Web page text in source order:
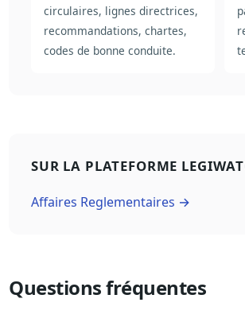
circulaires, lignes directrices,
recommandations, chartes,
codes de bonne conduite.
SUR LA PLATEFORME
Affaires Reglementaires →
Questions fréquentes